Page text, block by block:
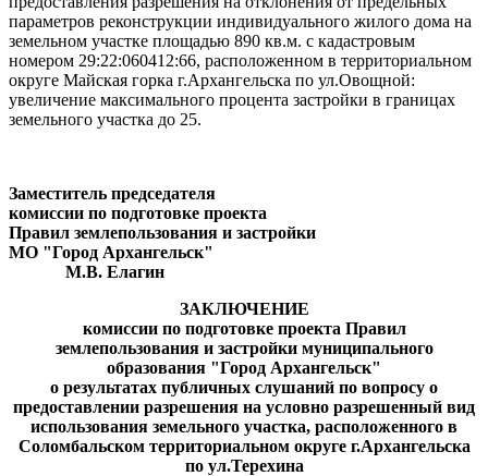
параметров реконструкции индивидуального жилого дома на
земельном участке площадью 890 кв.м. с кадастровым
номером 29:22:060412:66, расположенном в территориальном
округе Майская горка г.Архангельска по ул.Овощной:
увеличение максимального процента застройки в границах
земельного участка до 25.
Заместитель председателя
комиссии по подготовке проекта
Правил землепользования и застройки
МО "Город Архангельск"
М.В. Елагин
ЗАКЛЮЧЕНИЕ
комиссии по подготовке проекта Правил
землепользования и застройки муниципального
образования "Город Архангельск"
о результатах публичных слушаний по вопросу о
предоставлении разрешения на условно разрешенный вид
использования земельного участка, расположенного в
Соломбальском территориальном округе г.Архангельска
по ул.Терехина